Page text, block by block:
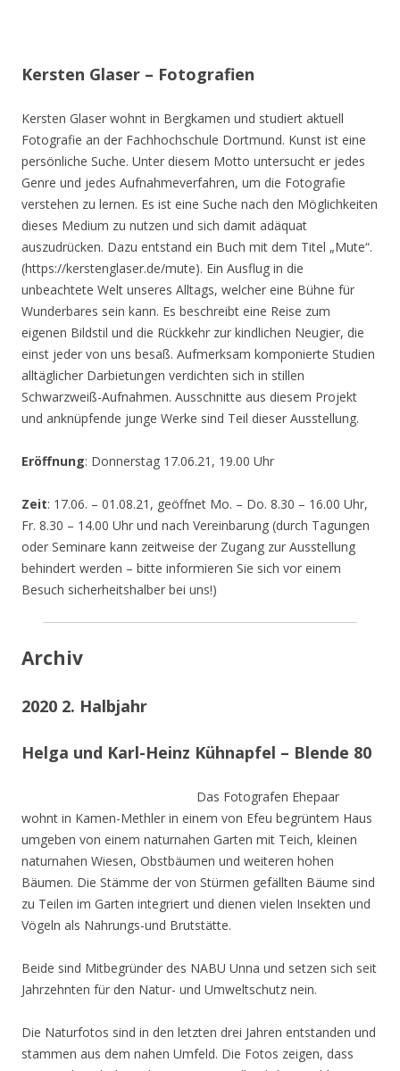
Kersten Glaser – Fotografien
Kersten Glaser wohnt in Bergkamen und studiert aktuell
Fotografie an der Fachhochschule Dortmund. Kunst ist eine
persönliche Suche. Unter diesem Motto untersucht er jedes
Genre und jedes Aufnahmeverfahren, um die Fotografie
verstehen zu lernen. Es ist eine Suche nach den Möglichkeiten
dieses Medium zu nutzen und sich damit adäquat
auszudrücken. Dazu entstand ein Buch mit dem Titel „Mute“.
(https://kerstenglaser.de/mute). Ein Ausflug in die
unbeachtete Welt unseres Alltags, welcher eine Bühne für
Wunderbares sein kann. Es beschreibt eine Reise zum
eigenen Bildstil und die Rückkehr zur kindlichen Neugier, die
einst jeder von uns besaß. Aufmerksam komponierte Studien
alltäglicher Darbietungen verdichten sich in stillen
Schwarzweiß-Aufnahmen. Ausschnitte aus diesem Projekt
und anknüpfende junge Werke sind Teil dieser Ausstellung.
Eröffnung: Donnerstag 17.06.21, 19.00 Uhr
Zeit: 17.06. – 01.08.21, geöffnet Mo. – Do. 8.30 – 16.00 Uhr,
Fr. 8.30 – 14.00 Uhr und nach Vereinbarung (durch Tagungen
oder Seminare kann zeitweise der Zugang zur Ausstellung
behindert werden – bitte informieren Sie sich vor einem
Besuch sicherheitshalber bei uns!)
Archiv
2020 2. Halbjahr
Helga und Karl-Heinz Kühnapfel – Blende 80
Das Fotografen Ehepaar
wohnt in Kamen-Methler in einem von Efeu begrüntem Haus
umgeben von einem naturnahen Garten mit Teich, kleinen
naturnahen Wiesen, Obstbäumen und weiteren hohen
Bäumen. Die Stämme der von Stürmen gefällten Bäume sind
zu Teilen im Garten integriert und dienen vielen Insekten und
Vögeln als Nahrungs-und Brutstätte.
Beide sind Mitbegründer des NABU Unna und setzen sich seit
Jahrzehnten für den Natur- und Umweltschutz nein.
Die Naturfotos sind in den letzten drei Jahren entstanden und
stammen aus dem nahen Umfeld. Die Fotos zeigen, dass